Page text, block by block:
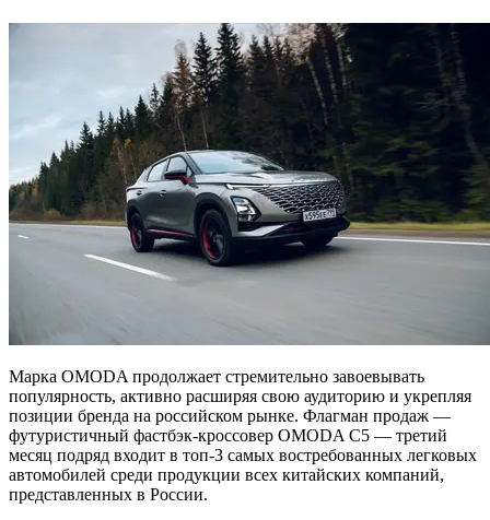
Марка OMODA продолжает стремительно завоевывать
популярность, активно расширяя свою аудиторию и укрепляя
позиции бренда на российском рынке. Флагман продаж —
футуристичный фастбэк-кроссовер OMODA C5 — третий
месяц подряд входит в топ-3 самых востребованных легковых
автомобилей среди продукции всех китайских компаний,
представленных в России.